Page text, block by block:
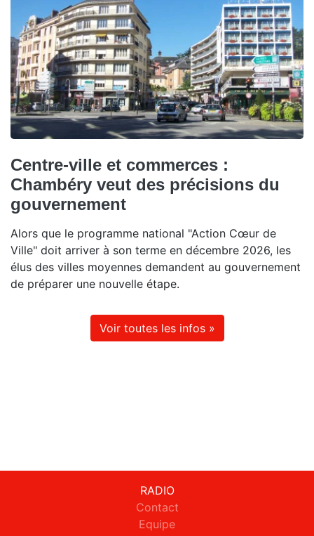
Centre-ville et commerces :
Chambéry veut des précisions du
gouvernement
Alors que le programme national "Action Cœur de
Ville" doit arriver à son terme en décembre 2026, les
élus des villes moyennes demandent au gouvernement
de préparer une nouvelle étape.
Voir toutes les infos »
RADIO
Contact
Equipe